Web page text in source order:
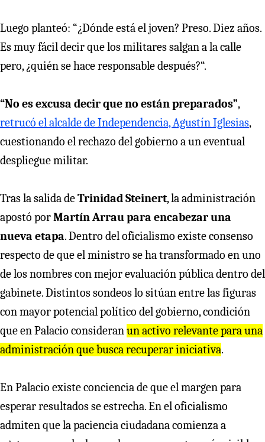
Luego planteó: “¿Dónde está el joven? Preso. Diez años.
Es muy fácil decir que los militares salgan a la calle
pero, ¿quién se hace responsable después?“.
“No es excusa decir que no están preparados”,
retrucó el alcalde de Independencia, Agustín Iglesias,
cuestionando el rechazo del gobierno a un eventual
despliegue militar.
Tras la salida deTrinidad Steinert, la administración
apostó porMartín Arrau para encabezar una
nueva etapa. Dentro del oficialismo existe consenso
respecto de que el ministro se ha transformado en uno
de los nombres con mejor evaluación pública dentro del
gabinete. Distintos sondeos lo sitúan entre las figuras
con mayor potencial político del gobierno, condición
que en Palacio consideranun activo relevante para una
administración que busca recuperar iniciativa.
En Palacio existe conciencia de que el margen para
esperar resultados se estrecha. En el oficialismo
admiten que la paciencia ciudadana comienza a